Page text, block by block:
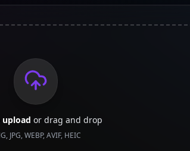
or drag and drop
JPG, WEBP, AVIF, HEIC